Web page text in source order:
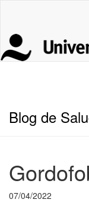
Blog de
07/04/2022